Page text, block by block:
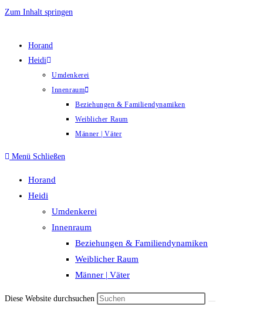
Zum Inhalt springen
Horand
Heidi
Umdenkerei
Innenraum
Beziehungen & Familiendynamiken
Weiblicher Raum
Männer | Väter
Menü Schließen
Horand
Heidi
Umdenkerei
Innenraum
Beziehungen & Familiendynamiken
Weiblicher Raum
Männer | Väter
Diese Website durchsuchen